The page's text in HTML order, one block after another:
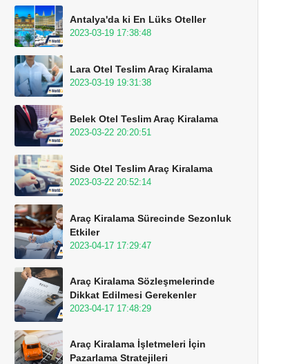
Antalya'da ki En Lüks Oteller
2023-03-19 17:38:48
Lara Otel Teslim Araç Kiralama
2023-03-19 19:31:38
Belek Otel Teslim Araç Kiralama
2023-03-22 20:20:51
Side Otel Teslim Araç Kiralama
2023-03-22 20:52:14
Araç Kiralama Sürecinde Sezonluk
Etkiler
2023-04-17 17:29:47
Araç Kiralama Sözleşmelerinde
Dikkat Edilmesi Gerekenler
2023-04-17 17:48:29
Araç Kiralama İşletmeleri İçin
Pazarlama Stratejileri